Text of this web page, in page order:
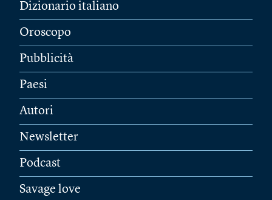
Dizionario italiano
Oroscopo
Pubblicità
Paesi
Autori
Newsletter
Podcast
Savage love